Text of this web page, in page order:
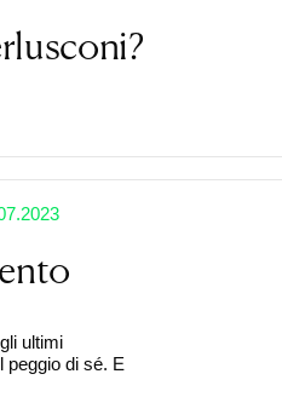
ultimi
peggio di sé. E